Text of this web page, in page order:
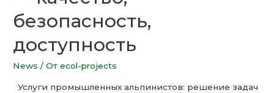
безопасность,
доступность
News / От ecol-projects
Услуги промышленных альпинистов: решение задач